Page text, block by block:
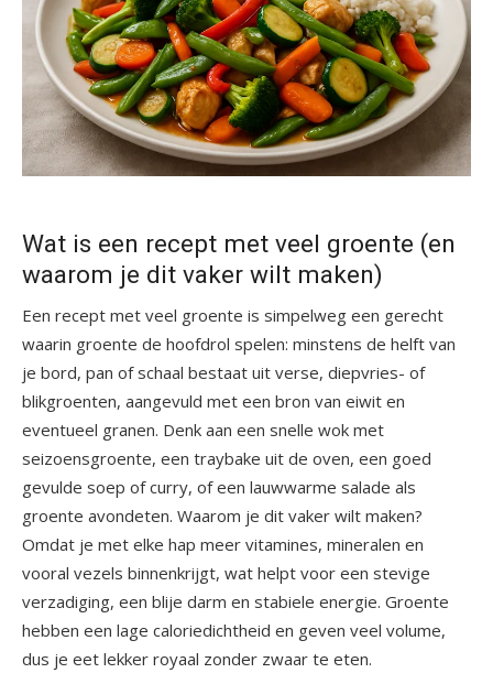
Wat is een recept met veel groente (en
waarom je dit vaker wilt maken)
Een recept met veel groente is simpelweg een gerecht
waarin groente de hoofdrol spelen: minstens de helft van
je bord, pan of schaal bestaat uit verse, diepvries- of
blikgroenten, aangevuld met een bron van eiwit en
eventueel granen. Denk aan een snelle wok met
seizoensgroente, een traybake uit de oven, een goed
gevulde soep of curry, of een lauwwarme salade als
groente avondeten. Waarom je dit vaker wilt maken?
Omdat je met elke hap meer vitamines, mineralen en
vooral vezels binnenkrijgt, wat helpt voor een stevige
verzadiging, een blije darm en stabiele energie. Groente
hebben een lage caloriedichtheid en geven veel volume,
dus je eet lekker royaal zonder zwaar te eten.